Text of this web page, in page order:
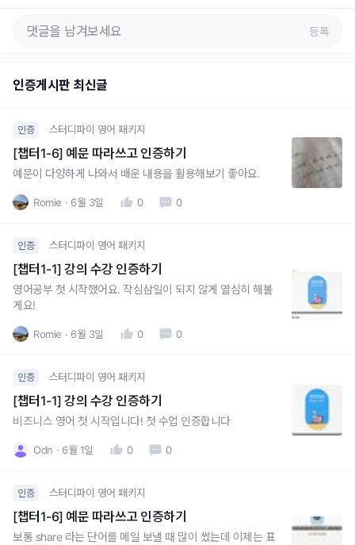
등록
인증게시판 최신글
인증 스터디파이 영어 패키지
[챕터1-6] 예문 따라쓰고 인증하기
예문이 다양하게 나와서 배운 내용을 활용해보기 좋아요.
Romie 6월 3일 0 0
인증 스터디파이 영어 패키지
[챕터1-1] 강의 수강 인증하기
영어공부 첫 시작했어요. 작심삼일이 되지 않게 열심히 해볼
게요!
Romie 6월 3일 0 0
인증 스터디파이 영어 패키지
[챕터1-1] 강의 수강 인증하기
비즈니스 영어 첫 시작입니다! 첫 수업 인증합니다
Odn 6월 1일 0 0
인증 스터디파이 영어 패키지
[챕터1-6] 예문 따라쓰고 인증하기
보통 share 라는 단어를 메일 보낼 때 많이 썼는데 이제는 표